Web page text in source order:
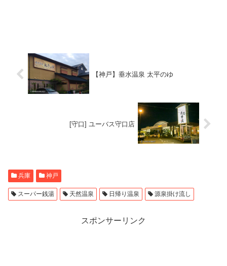
【神戸】垂水温泉 太平のゆ
[守口] ユーバス守口店
兵庫 神戸
スーパー銭湯 天然温泉 日帰り温泉 源泉掛け流し
スポンサーリンク